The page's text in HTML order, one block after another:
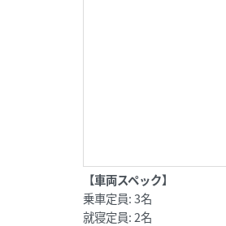
【車両スペック】
乗車定員: 3名
就寝定員: 2名